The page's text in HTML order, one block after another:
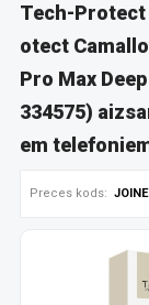
Tech-Protect
otect
Pro Max
334575)
em
Preces kods: